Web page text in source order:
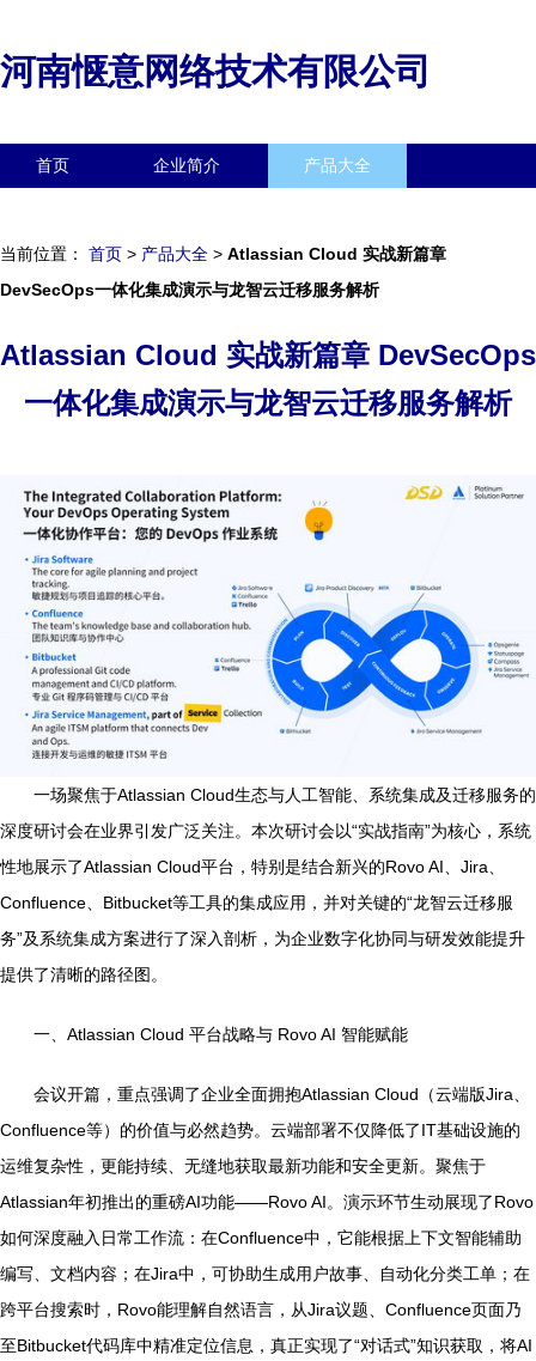
河南惬意网络技术有限公司
首页 企业简介 产品大全
当前位置： 首页 > 产品大全 > Atlassian Cloud 实战新篇章
DevSecOps一体化集成演示与龙智云迁移服务解析
Atlassian Cloud 实战新篇章 DevSecOps
一体化集成演示与龙智云迁移服务解析
一场聚焦于Atlassian Cloud生态与人工智能、系统集成及迁移服务的
深度研讨会在业界引发广泛关注。本次研讨会以“实战指南”为核心，系统
性地展示了Atlassian Cloud平台，特别是结合新兴的Rovo AI、Jira、
Confluence、Bitbucket等工具的集成应用，并对关键的“龙智云迁移服
务”及系统集成方案进行了深入剖析，为企业数字化协同与研发效能提升
提供了清晰的路径图。
一、Atlassian Cloud 平台战略与 Rovo AI 智能赋能
会议开篇，重点强调了企业全面拥抱Atlassian Cloud（云端版Jira、
Confluence等）的价值与必然趋势。云端部署不仅降低了IT基础设施的
运维复杂性，更能持续、无缝地获取最新功能和安全更新。聚焦于
Atlassian年初推出的重磅AI功能——Rovo AI。演示环节生动展现了Rovo
如何深度融入日常工作流：在Confluence中，它能根据上下文智能辅助
编写、文档内容；在Jira中，可协助生成用户故事、自动化分类工单；在
跨平台搜索时，Rovo能理解自然语言，从Jira议题、Confluence页面乃
至Bitbucket代码库中精准定位信息，真正实现了“对话式”知识获取，将AI